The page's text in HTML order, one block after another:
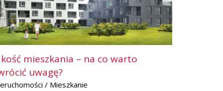
mieszkania – na co warto
uwagę?
/ Mieszkanie